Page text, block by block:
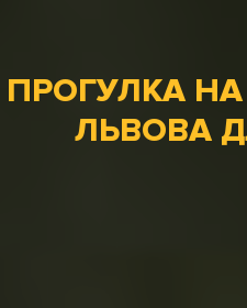
ПРОГУЛКА
ЛЬВОВА